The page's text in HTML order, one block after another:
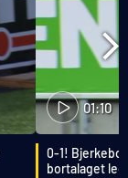
01:10
0-1! Bjerkebo
bortalaget